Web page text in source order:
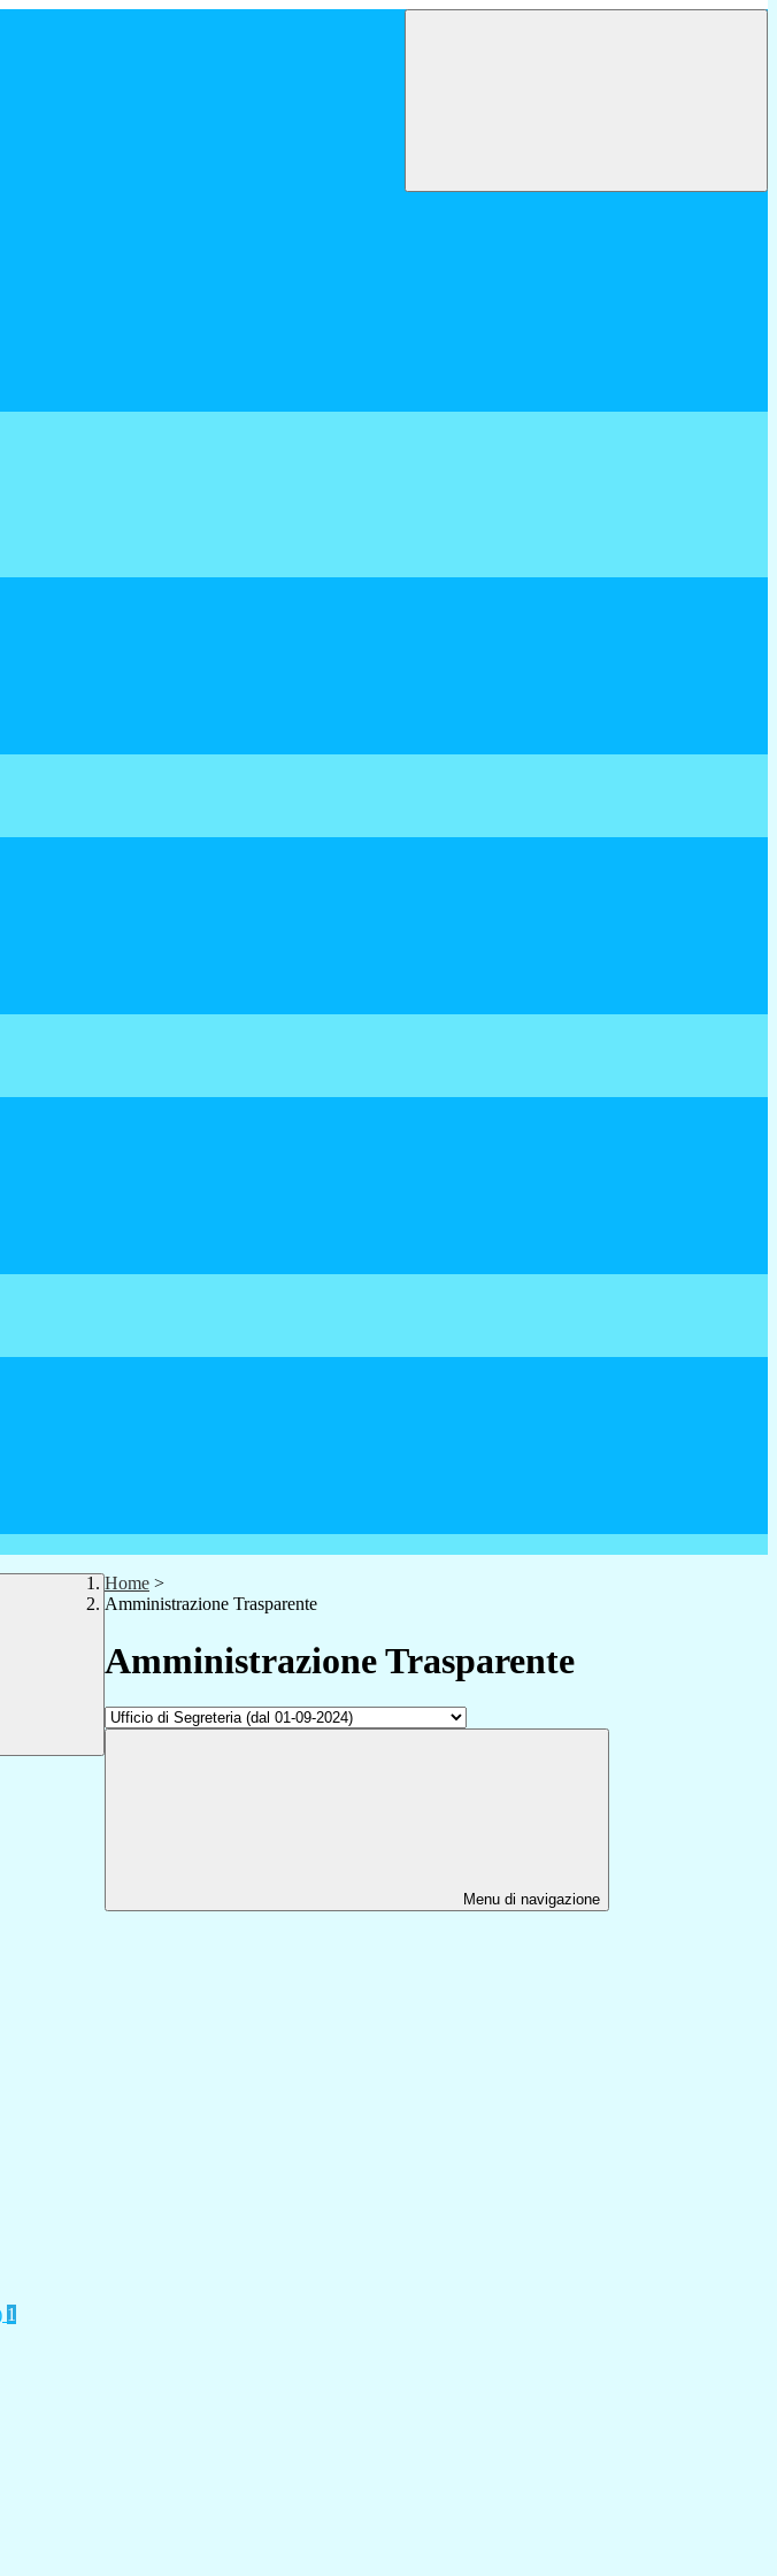
Home >
Amministrazione Trasparente
Amministrazione Trasparente
Menu di navigazione
1